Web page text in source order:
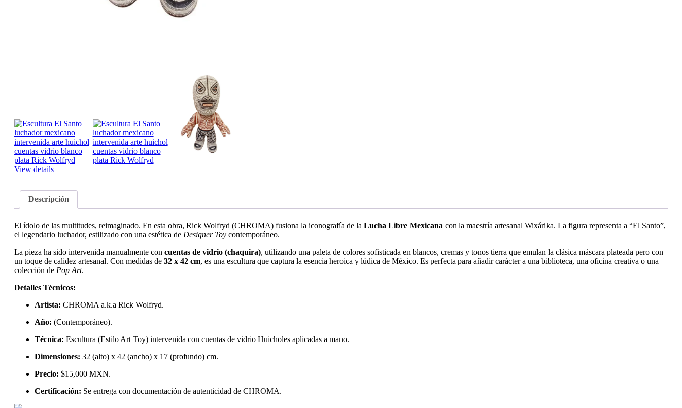
View details
Descripción
El ídolo de las multitudes, reimaginado. En esta obra, Rick Wolfryd (CHROMA) fusiona la iconografía de la Lucha Libre Mexicana con la maestría artesanal Wixárika. La figura representa a “El Santo”,
el legendario luchador, estilizado con una estética de Designer Toy contemporáneo.
La pieza ha sido intervenida manualmente con cuentas de vidrio (chaquira), utilizando una paleta de colores sofisticada en blancos, cremas y tonos tierra que emulan la clásica máscara plateada pero con
un toque de calidez artesanal. Con medidas de 32 x 42 cm, es una escultura que captura la esencia heroica y lúdica de México. Es perfecta para añadir carácter a una biblioteca, una oficina creativa o una
colección de Pop Art.
Detalles Técnicos:
Artista: CHROMA a.k.a Rick Wolfryd.
Año: (Contemporáneo).
Técnica: Escultura (Estilo Art Toy) intervenida con cuentas de vidrio Huicholes aplicadas a mano.
Dimensiones: 32 (alto) x 42 (ancho) x 17 (profundo) cm.
Precio: $15,000 MXN.
Certificación: Se entrega con documentación de autenticidad de CHROMA.